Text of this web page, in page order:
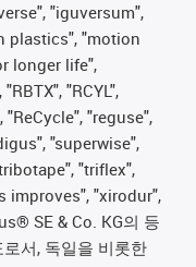
"iguversum",
plastics", "motion
longer life",
"RCYL",
"ReCycle", "reguse",
"superwise",
"triflex",
improves", "xirodur",
SE & Co. KG의 등
서, 독일을 비롯한